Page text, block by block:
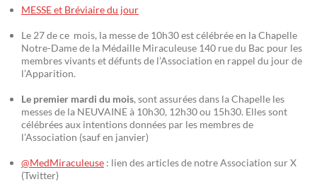
MESSE et Bréviaire du jour
Le 27 de ce mois, la messe de 10h30 est célébrée en la Chapelle
Notre-Dame de la Médaille Miraculeuse 140 rue du Bac pour les
membres vivants et défunts de l’Association en rappel du jour de
l’Apparition.
Le premier mardi du mois, sont assurées dans la Chapelle les
messes de la NEUVAINE à 10h30, 12h30 ou 15h30. Elles sont
célébrées aux intentions données par les membres de
l’Association (sauf en janvier)
@MedMiraculeuse : lien des articles de notre Association sur X
(Twitter)